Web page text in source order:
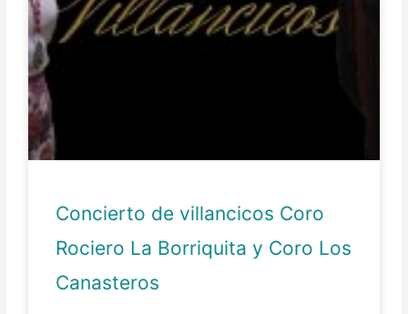
Concierto de villancicos Coro
Rociero La Borriquita y Coro Los
Canasteros